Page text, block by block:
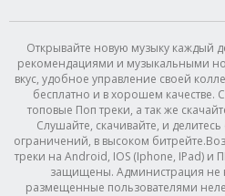
Открывайте новую музыку каждый
рекомендациями и музыкальными
вкус, удобное управление своей
бесплатно и в хорошем качестве.
топовые Поп треки, а так же
Слушайте, скачивайте, и
ограничений, в высоком
треки на Android, IOS (Iphone, IPad) и
защищены. Администрация не
размещенные пользователями